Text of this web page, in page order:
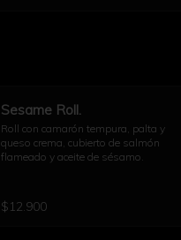
Sesame Roll.
Roll con camarón tempura, palta y
queso crema, cubierto de salmón
flameado y aceite de sésamo.
$12.900